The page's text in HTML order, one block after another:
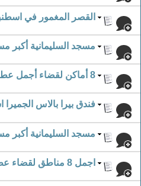
القصر المغمور في
مسجد السليمانية أكبر
8 أماكن لقضاء أجمل عطلة شتوية في تركيا
فندق بيرا بالاس
مسجد السليمانية أكبر
اجمل 8 مناطق لقضاء عطلة شتوية في تركيا